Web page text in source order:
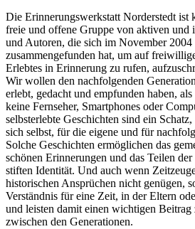
Die Erinnerungswerkstatt Norderstedt ist
freie und offene Gruppe von aktiven und
und Autoren, die sich im November
zusammengefunden hat, um auf
Erlebtes in Erinnerung zu rufen,
Wir wollen den nachfolgenden
erlebt, gedacht und empfunden haben,
keine Fernseher, Smartphones oder
selbsterlebte Geschichten sind ein
sich selbst, für die eigene und für
Solche Geschichten ermöglichen das
schönen Erinnerungen und das Teilen
stiften Identität. Und auch wenn
historischen Ansprüchen nicht genügen,
Verständnis für eine Zeit, in der Eltern
und leisten damit einen wichtigen Beitrag
zwischen den Generationen.